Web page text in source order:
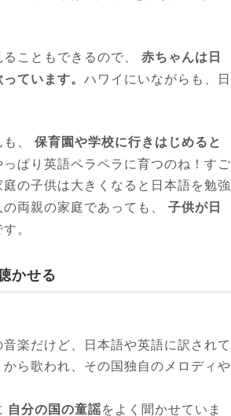
こともできるので、
赤ちゃんは日
ています。 ハワイにいながらも、日
、
保育園や学校に行きはじめると
ぱり英語ペラペラに育つのね！すご
の子供は大きくなると日本語を勉強
両親の家庭であっても、
子供が日
す。
かせる
楽だけど、日本語や英語に訳されて
ら歌われ、その国独自のメロディや
自分の国の童謡をよく聞かせていま